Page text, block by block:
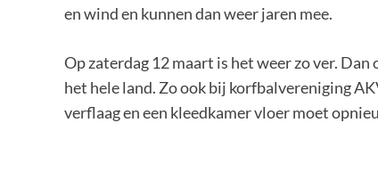
en wind en kunnen dan weer jaren mee.
Op zaterdag 12 maart is het weer zo ver.
het hele land. Zo ook bij korfbalvereniging
verflaag en een kleedkamer vloer moet